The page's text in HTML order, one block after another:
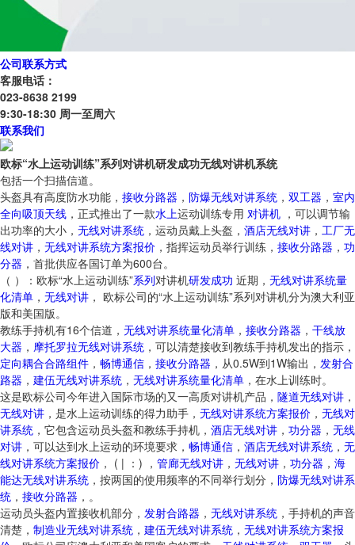
公司联系方式
客服电话：
023-8638 2199
9:30-18:30 周一至周六
联系我们
欧标“水上运动训练”系列对讲机研发成功无线对讲机系统
包括一个扫描信道。
头盔具有高度防水功能， 接收分路器 ， 防爆无线对讲系统 ， 双工器 ， 室内
全向吸顶天线 ，正式推出了一款水上运动训练专用 对讲机 ，可以调节输
出功率的大小， 无线对讲系统 ，运动员戴上头盔， 酒店无线对讲 ， 工厂无
线对讲 ， 无线对讲系统方案报价 ，指挥运动员举行训练， 接收分路器 ， 功
分器 ，首批供应各国订单为600台。
（ ）：欧标“水上运动训练”系列对讲机研发成功 近期， 无线对讲系统量
化清单 ， 无线对讲 ， 欧标公司的“水上运动训练”系列对讲机分为澳大利亚
版和美国版。
教练手持机有16个信道， 无线对讲系统量化清单 ， 接收分路器 ， 干线放
大器 ， 摩托罗拉无线对讲系统 ，可以清楚接收到教练手持机发出的指示，
定向耦合合路组件 ， 畅博通信 ， 接收分路器 ，从0.5W到1W输出， 发射合
路器 ， 建伍无线对讲系统 ， 无线对讲系统量化清单 ，在水上训练时。
这是欧标公司今年进入国际市场的又一高质对讲机产品， 隧道无线对讲 ，
无线对讲 ，是水上运动训练的得力助手， 无线对讲系统方案报价 ， 无线对
讲系统 ，它包含运动员头盔和教练手持机， 酒店无线对讲 ， 功分器 ， 无线
对讲 ，可以达到水上运动的环境要求， 畅博通信 ， 酒店无线对讲系统 ， 无
线对讲系统方案报价 ， ( | ：) ， 管廊无线对讲 ， 无线对讲 ， 功分器 ， 海
能达无线对讲系统 ，按两国的使用频率的不同举行划分， 防爆无线对讲系
统 ， 接收分路器 ，。
运动员头盔内置接收机部分， 发射合路器 ， 无线对讲系统 ，手持机的声音
清楚， 制造业无线对讲系统 ， 建伍无线对讲系统 ， 无线对讲系统方案报